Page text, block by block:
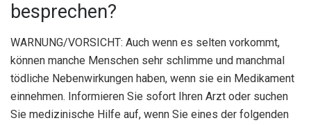
besprechen?
WARNUNG/VORSICHT: Auch wenn es selten vorkommt,
können manche Menschen sehr schlimme und manchmal
tödliche Nebenwirkungen haben, wenn sie ein Medikament
einnehmen. Informieren Sie sofort Ihren Arzt oder suchen
Sie medizinische Hilfe auf, wenn Sie eines der folgenden